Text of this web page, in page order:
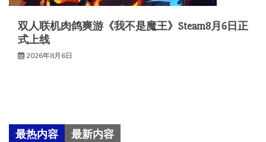
双人联机肉鸽爽游《我不是魔王》Steam8月6日正
式上线
2026年8月6日
最热内容 最新内容